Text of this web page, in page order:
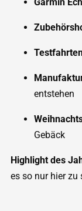
entstehen
Gebäck
Highlight des
es so nur hier zu